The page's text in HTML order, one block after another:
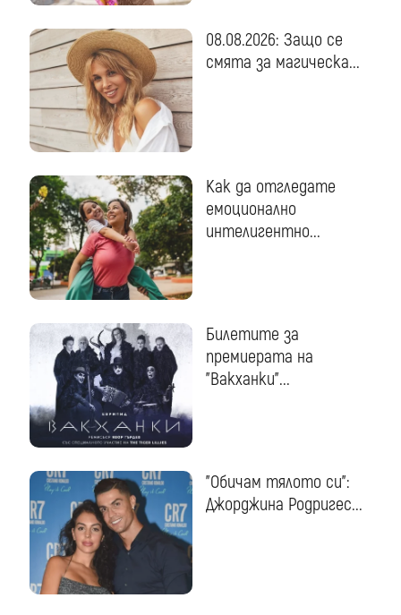
08.08.2026: Защо се
смята за магическа...
Как да отгледате
емоционално
интелигентно...
Билетите за
премиерата на
"Вакханки"...
"Обичам тялото си":
Джорджина Родригес...